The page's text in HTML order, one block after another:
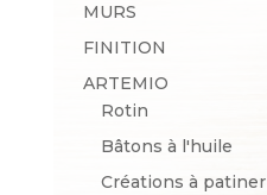
MURS
FINITION
ARTEMIO
Rotin
Bâtons à l'huile
Créations à patiner